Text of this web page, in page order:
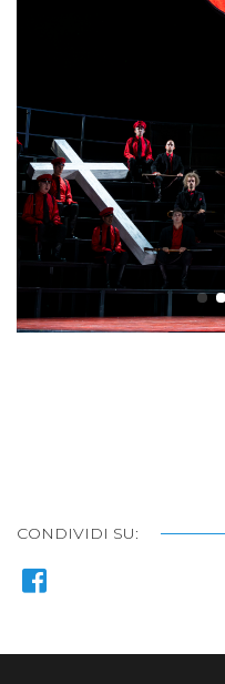
CONDIVIDI SU: